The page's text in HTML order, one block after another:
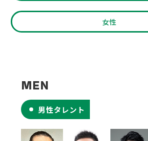
女性
MEN
男性タレント